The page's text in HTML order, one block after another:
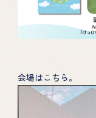
会場はこちら。